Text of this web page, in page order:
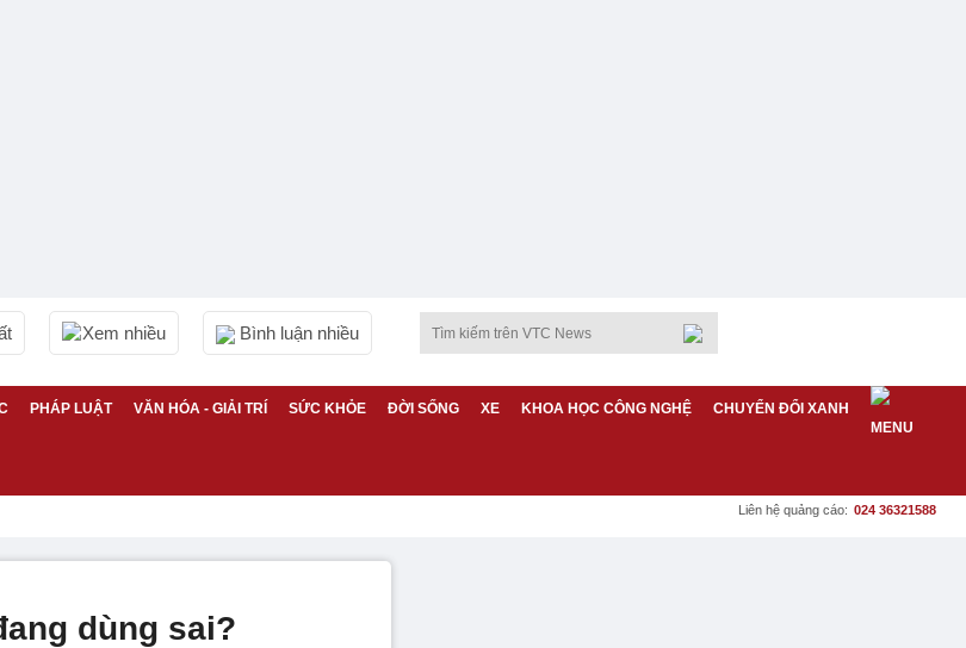
Xem nhiều Bình luận nhiều
PHÁP LUẬT VĂN HÓA - GIẢI TRÍ SỨC KHỎE ĐỜI SỐNG XE KHOA HỌC CÔNG NGHỆ CHUYỂN ĐỔI XANH
Liên hệ quảng cáo: 024 36321588
dùng sai?